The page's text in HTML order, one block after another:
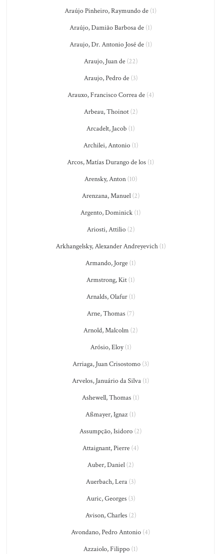
Araújo Pinheiro, Raymundo de (1)
Araújo, Damião Barbosa de(1)
Araujo, Dr. Antonio José de(1)
Araujo, Juan de(22)
Araujo, Pedro de(3)
Arauxo, Francisco Correa de(4)
Arbeau, Thoinot(2)
Arcadelt, Jacob (1)
Archilei, Antonio(1)
Arcos, Matías Durango de los (1)
Arensky, Anton(10)
Arenzana, Manuel(2)
Argento, Dominick (1)
Ariosti, Attilio(2)
Arkhangelsky, Alexander Andreyevich(1)
Armando, Jorge (1)
Armstrong, Kit (1)
Arnalds, Olafur(1)
Arne, Thomas (7)
Arnold, Malcolm (2)
Arósio, Eloy(1)
Arriaga, Juan Crisostomo(3)
Arvelos, Januário da Silva (1)
Ashewell, Thomas (1)
Aßmayer, Ignaz (1)
Assumpção, Isidoro (2)
Attaignant, Pierre (4)
Auber, Daniel (2)
Auerbach, Lera(3)
Auric, Georges(3)
Avison, Charles(2)
Avondano, Pedro Antonio (4)
Azzaiolo, Filippo (1)